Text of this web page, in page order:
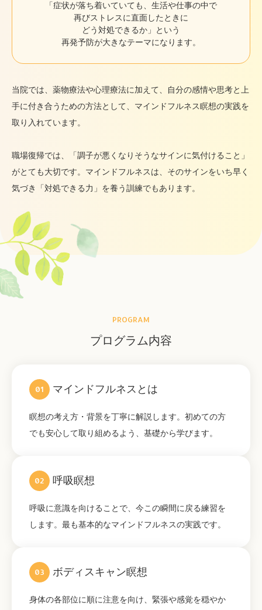
「症状が落ち着いていても、生活や仕事の中で
再びストレスに直面したときに
どう対処できるか」という
再発予防が大きなテーマになります。
当院では、薬物療法や心理療法に加えて、自分の感情や思考と上
手に付き合うための方法として、マインドフルネス瞑想の実践を
取り入れています。
職場復帰では、「調子が悪くなりそうなサインに気付けること」
がとても大切です。マインドフルネスは、そのサインをいち早く
気づき「対処できる力」を養う訓練でもあります。
PROGRAM
プログラム内容
01 マインドフルネスとは
瞑想の考え方・背景を丁寧に解説します。初めての方
でも安心して取り組めるよう、基礎から学びます。
02 呼吸瞑想
呼吸に意識を向けることで、今この瞬間に戻る練習を
します。最も基本的なマインドフルネスの実践です。
03 ボディスキャン瞑想
身体の各部位に順に注意を向け、緊張や感覚を穏やか